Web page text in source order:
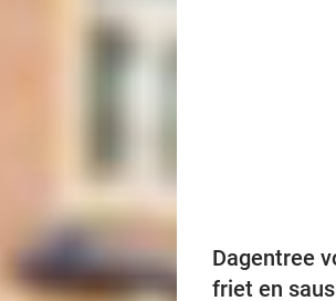
Dagentree
friet en saus